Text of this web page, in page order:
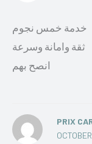
خدمة خمس نجوم
ثقة وامانة وسرعة
انصح بهم
PRIX